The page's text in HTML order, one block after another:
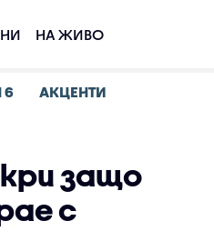
НА ЖИВО
6
АКЦЕНТИ
защо
с